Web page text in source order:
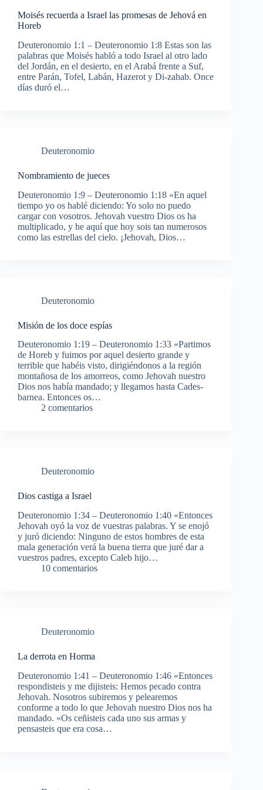
Moisés recuerda a Israel las promesas de Jehová en
Horeb
Deuteronomio 1:1 – Deuteronomio 1:8 Estas son las
palabras que Moisés habló a todo Israel al otro lado
del Jordán, en el desierto, en el Arabá frente a Suf,
entre Parán, Tofel, Labán, Hazerot y Di-zahab. Once
días duró el…
Deuteronomio
Nombramiento de jueces
Deuteronomio 1:9 – Deuteronomio 1:18 «En aquel
tiempo yo os hablé diciendo: Yo solo no puedo
cargar con vosotros. Jehovah vuestro Dios os ha
multiplicado, y he aquí que hoy sois tan numerosos
como las estrellas del cielo. ¡Jehovah, Dios…
Deuteronomio
Misión de los doce espías
Deuteronomio 1:19 – Deuteronomio 1:33 «Partimos
de Horeb y fuimos por aquel desierto grande y
terrible que habéis visto, dirigiéndonos a la región
montañosa de los amorreos, como Jehovah nuestro
Dios nos había mandado; y llegamos hasta Cades-
barnea. Entonces os…
2 comentarios
Deuteronomio
Dios castiga a Israel
Deuteronomio 1:34 – Deuteronomio 1:40 «Entonces
Jehovah oyó la voz de vuestras palabras. Y se enojó
y juró diciendo: Ninguno de estos hombres de esta
mala generación verá la buena tierra que juré dar a
vuestros padres, excepto Caleb hijo…
10 comentarios
Deuteronomio
La derrota en Horma
Deuteronomio 1:41 – Deuteronomio 1:46 «Entonces
respondisteis y me dijisteis: Hemos pecado contra
Jehovah. Nosotros subiremos y pelearemos
conforme a todo lo que Jehovah nuestro Dios nos ha
mandado. «Os ceñisteis cada uno sus armas y
pensasteis que era cosa…